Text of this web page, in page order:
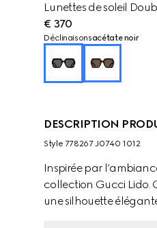
Lunettes de soleil
€ 370
Déclinaisonsacétate noir
DESCRIPTION
Style ‎778267 J0740 1012
Inspirée par
collection Gucci Lido.
une silhouette